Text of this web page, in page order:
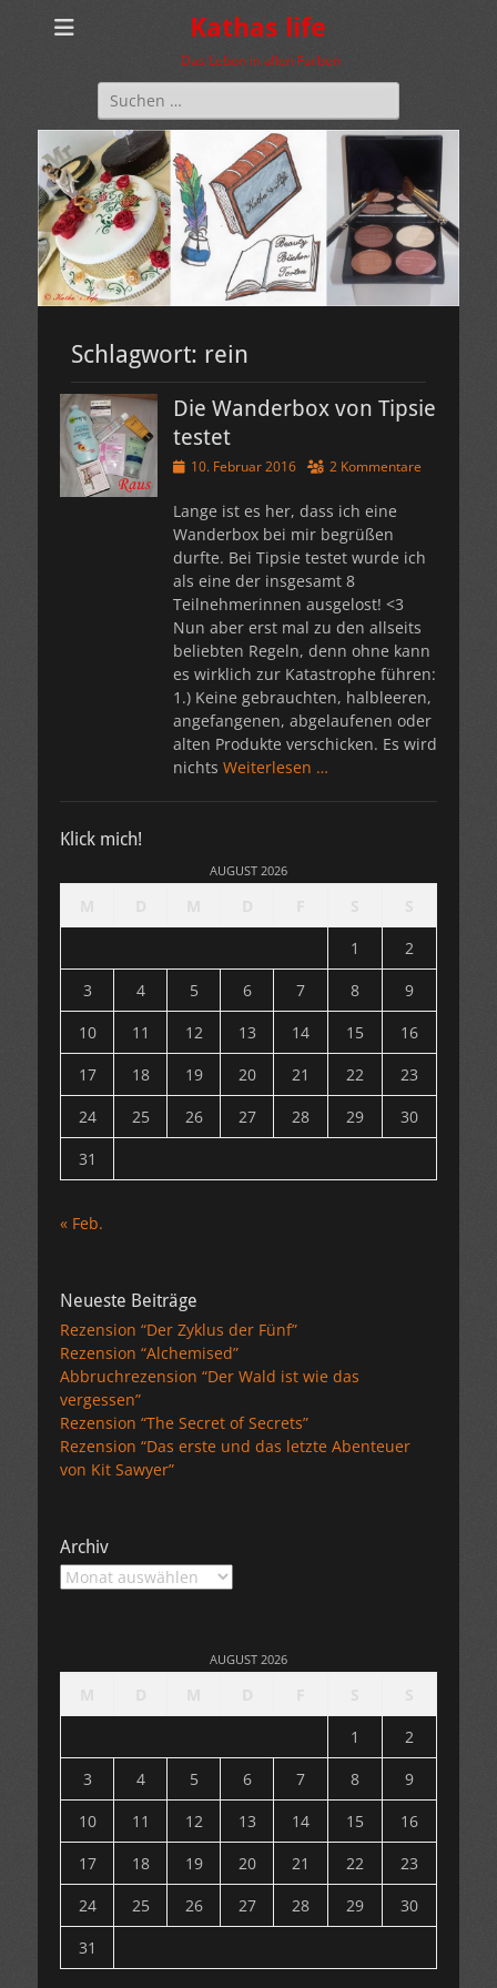
Kathas life
Das Leben in allen Farben
Suchen
nach:
Schlagwort: rein
Die Wanderbox von Tipsie
testet
Veröffentlicht
10. Februar 2016 2 Kommentare
Lange ist es her, dass ich eine
Wanderbox bei mir begrüßen
durfte. Bei Tipsie testet wurde ich
als eine der insgesamt 8
Teilnehmerinnen ausgelost! <3
Nun aber erst mal zu den allseits
beliebten Regeln, denn ohne kann
es wirklich zur Katastrophe führen:
1.) Keine gebrauchten, halbleeren,
angefangenen, abgelaufenen oder
alten Produkte verschicken. Es wird
nichts Weiterlesen …
Klick mich!
AUGUST 2026
1
2
3
4 5 6 7 8
9
10
11 12 13 14 15
16
17
18 19 20 21 22
23
24
25 26 27 28 29
30
31
« Feb.
Neueste Beiträge
Rezension “Der Zyklus der Fünf”
Rezension “Alchemised”
Abbruchrezension “Der Wald ist wie das
vergessen”
Rezension “The Secret of Secrets”
Rezension “Das erste und das letzte Abenteuer
von Kit Sawyer”
Archiv
Archiv
AUGUST 2026
1
2
3
4 5 6 7 8
9
10
11 12 13 14 15
16
17
18 19 20 21 22
23
24
25 26 27 28 29
30
31